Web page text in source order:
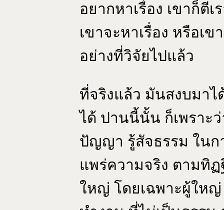
อยากหาเรื่อง เขาก็ตีเ
เขาจะหาเรื่อง หรือเ
อย่างที่วิจัยไปแล้ว
ที่จริงแล้ว มันสงบมาไ
ได้ ปานนี้นั้น ก็เพราะ
ปัญญา รู้สัจธรรม ในก
แพร่ความจริง ตามทิ
ใหญ่ โดยเฉพาะผู้ให